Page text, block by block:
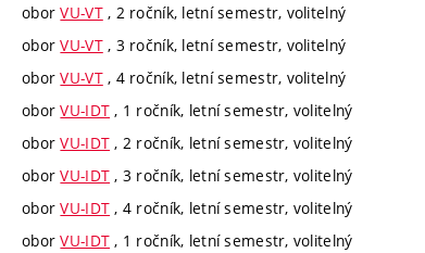
oborVU-VT, 2 ročník, letní semestr, volitelný
oborVU-VT, 3 ročník, letní semestr, volitelný
oborVU-VT, 4 ročník, letní semestr, volitelný
oborVU-IDT , 1 ročník, letní semestr, volitelný
oborVU-IDT , 2 ročník, letní semestr, volitelný
oborVU-IDT , 3 ročník, letní semestr, volitelný
oborVU-IDT , 4 ročník, letní semestr, volitelný
oborVU-IDT , 1 ročník, letní semestr, volitelný